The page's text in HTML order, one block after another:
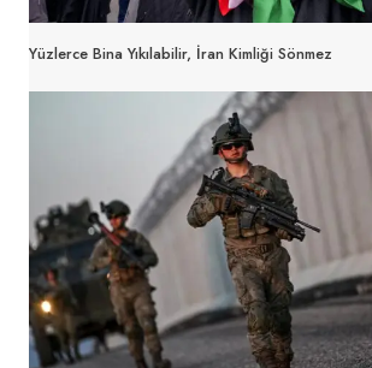
Yüzlerce Bina Yıkılabilir, İran Kimliği Sönmez